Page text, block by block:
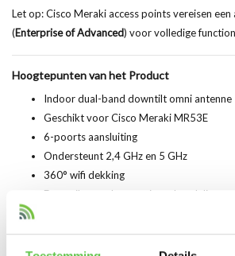
Let op: Cisco Meraki access points vereisen
(Enterprise of Advanced) voor volledige
Hoogtepunten van het Product
Indoor dual-band downtilt omni antenne
Geschikt voor Cisco Meraki MR53E
6-poorts aansluiting
Ondersteunt 2,4 GHz en 5 GHz
360° wifi dekking
Downtilt voor betere signaalverdeling
Hoge signaalsterkte en stabiliteit
Eenvoudige installatie